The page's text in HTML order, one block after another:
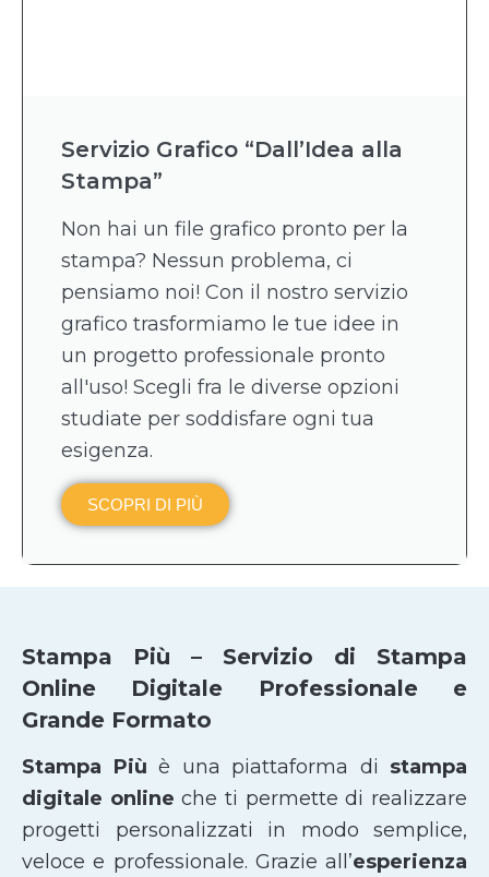
Servizio Grafico “Dall’Idea alla
Stampa”
Non hai un file grafico pronto per la
stampa? Nessun problema, ci
pensiamo noi! Con il nostro servizio
grafico trasformiamo le tue idee in
un progetto professionale pronto
all'uso! Scegli fra le diverse opzioni
studiate per soddisfare ogni tua
esigenza.
SCOPRI DI PIÙ
Stampa Più – Servizio di Stampa
Online Digitale Professionale e
Grande Formato
Stampa Più è una piattaforma di stampa
digitale online che ti permette di realizzare
progetti personalizzati in modo semplice,
veloce e professionale. Grazie all’esperienza